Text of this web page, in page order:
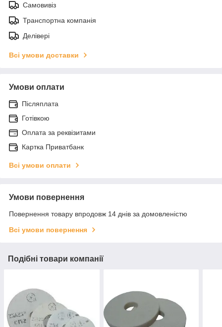
Самовивіз
Транспортна компанія
Делівері
Всі умови доставки
Умови оплати
Післяплата
Готівкою
Оплата за реквізитами
Картка Приватбанк
Всі умови оплати
Умови повернення
Повернення товару впродовж 14 днів за домовленістю
Всі умови повернення
Подібні товари компанії